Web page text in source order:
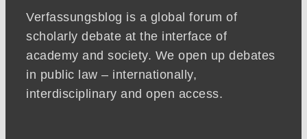
Verfassungsblog is a global forum of
scholarly debate at the interface of
academy and society. We open up debates
in public law – internationally,
interdisciplinary and open access.